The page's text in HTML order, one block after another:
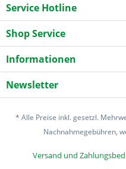
Service Hotline
Shop Service
Informationen
Newsletter
* Alle Preise inkl. gesetzl.
Nachnahmegebühren,
Versand und